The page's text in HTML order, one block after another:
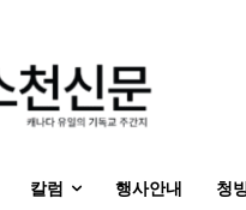
칼럼 행사안내 청